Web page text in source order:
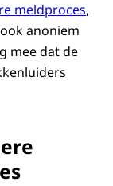
meldproces,
anoniem
mee dat de